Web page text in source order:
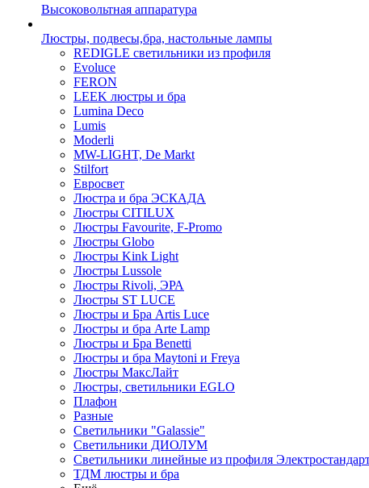
Высоковольтная аппаратура
Люстры, подвесы,бра, настольные лампы
REDIGLE светильники из профиля
Evoluce
FERON
LEEK люстры и бра
Lumina Deco
Lumis
Moderli
MW-LIGHT, De Markt
Stilfort
Евросвет
Люстра и бра ЭСКАДА
Люстры CITILUX
Люстры Favourite, F-Promo
Люстры Globo
Люстры Kink Light
Люстры Lussole
Люстры Rivoli, ЭРА
Люстры ST LUCE
Люстры и Бра Artis Luce
Люстры и бра Arte Lamp
Люстры и Бра Benetti
Люстры и бра Maytoni и Freya
Люстры МаксЛайт
Люстры, светильники EGLO
Плафон
Разные
Светильники "Galassie"
Светильники ДИОЛУМ
Светильники линейные из профиля
ТДМ люстры и бра